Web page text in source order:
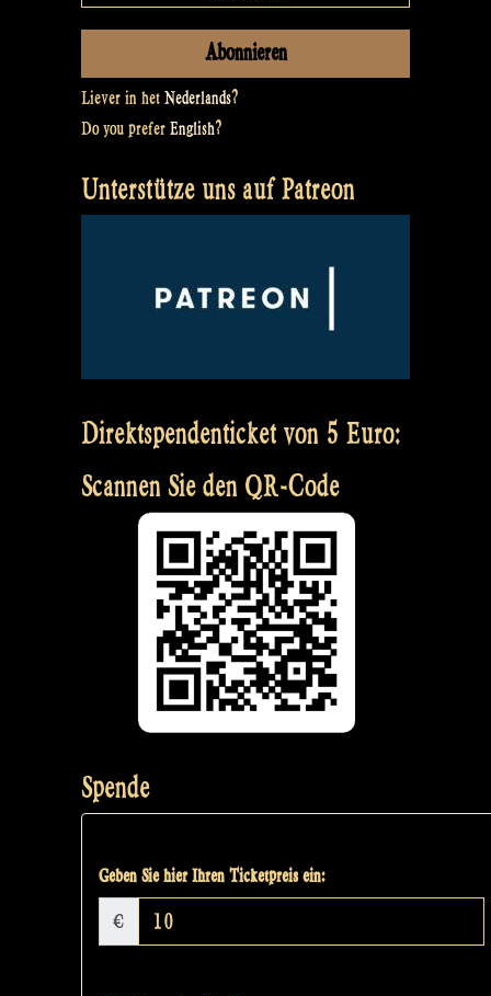
Liever in het Nederlands?
Do you prefer English?
Unterstütze uns auf Patreon
Direktspendenticket von 5 Euro:
Scannen Sie den QR-Code
Spende
Geben Sie hier Ihren Ticketpreis ein:
€